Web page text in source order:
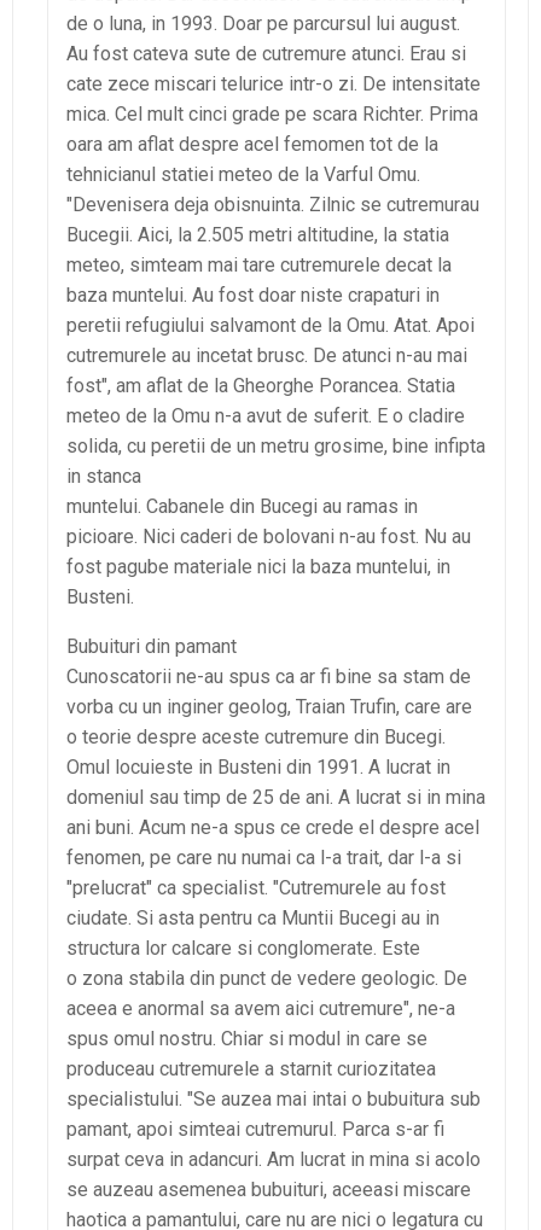
de o luna, in 1993. Doar pe parcursul lui august.
Au fost cateva sute de cutremure atunci. Erau si
cate zece miscari telurice intr-o zi. De intensitate
mica. Cel mult cinci grade pe scara Richter. Prima
oara am aflat despre acel femomen tot de la
tehnicianul statiei meteo de la Varful Omu.
"Devenisera deja obisnuinta. Zilnic se cutremurau
Bucegii. Aici, la 2.505 metri altitudine, la statia
meteo, simteam mai tare cutremurele decat la
baza muntelui. Au fost doar niste crapaturi in
peretii refugiului salvamont de la Omu. Atat. Apoi
cutremurele au incetat brusc. De atunci n-au mai
fost", am aflat de la Gheorghe Porancea. Statia
meteo de la Omu n-a avut de suferit. E o cladire
solida, cu peretii de un metru grosime, bine infipta
in stanca
muntelui. Cabanele din Bucegi au ramas in
picioare. Nici caderi de bolovani n-au fost. Nu au
fost pagube materiale nici la baza muntelui, in
Busteni.
Bubuituri din pamant
Cunoscatorii ne-au spus ca ar fi bine sa stam de
vorba cu un inginer geolog, Traian Trufin, care are
o teorie despre aceste cutremure din Bucegi.
Omul locuieste in Busteni din 1991. A lucrat in
domeniul sau timp de 25 de ani. A lucrat si in mina
ani buni. Acum ne-a spus ce crede el despre acel
fenomen, pe care nu numai ca l-a trait, dar l-a si
"prelucrat" ca specialist. "Cutremurele au fost
ciudate. Si asta pentru ca Muntii Bucegi au in
structura lor calcare si conglomerate. Este
o zona stabila din punct de vedere geologic. De
aceea e anormal sa avem aici cutremure", ne-a
spus omul nostru. Chiar si modul in care se
produceau cutremurele a starnit curiozitatea
specialistului. "Se auzea mai intai o bubuitura sub
pamant, apoi simteai cutremurul. Parca s-ar fi
surpat ceva in adancuri. Am lucrat in mina si acolo
se auzeau asemenea bubuituri, aceeasi miscare
haotica a pamantului, care nu are nici o legatura cu